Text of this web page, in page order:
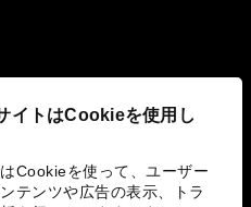
イトはCookieを使用し
Cookieを使って、ユーザー
テンツや広告の表示、トラ
み